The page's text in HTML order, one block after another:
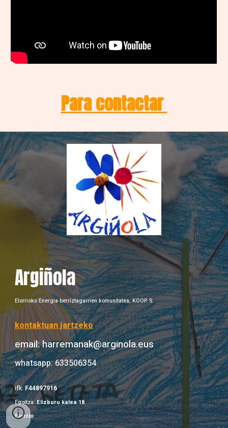
Para contactar
Argiñola
Elorrioko Energia berriztagarrien komunitatea, KOOP. S.
kontaktuan jartzeko
email: harremanak@arginola.eus
whatsapp: 633506354
ifk:F44897916
Egoitza:Elizburu kalea 18
Elorrio